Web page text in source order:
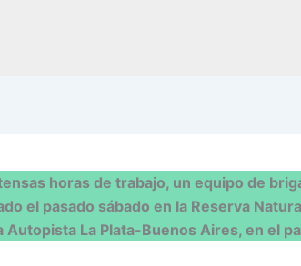
horas de trabajo, un equipo de
el pasado sábado en la Reserva
Autopista La Plata-Buenos Aires, en el